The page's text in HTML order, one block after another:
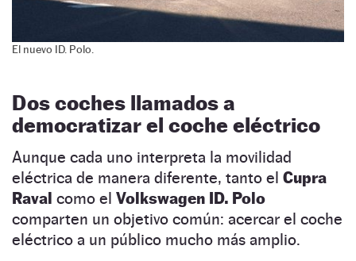
El nuevo ID. Polo.
Dos coches llamados a
democratizar el coche eléctrico
Aunque cada uno interpreta la movilidad
eléctrica de manera diferente, tanto el Cupra
Raval como el Volkswagen ID. Polo
comparten un objetivo común: acercar el coche
eléctrico a un público mucho más amplio.